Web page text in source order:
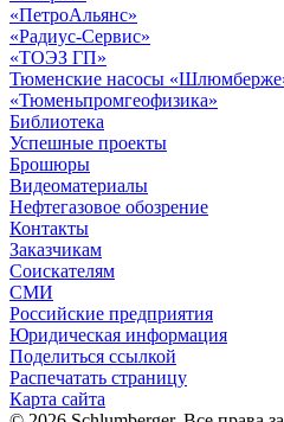
«ПетроАльянс»
«Радиус-Сервис»
«ТОЭЗ ГП»
Тюменские насосы
«Тюменьпромгеофизика»
Библиотека
Успешные проекты
Брошюры
Видеоматериалы
Нефтегазовое обозрение
Контакты
Заказчикам
Соискателям
СМИ
Российские предприятия
Юридическая информация
Поделиться ссылкой
Распечатать страницу
Карта сайта